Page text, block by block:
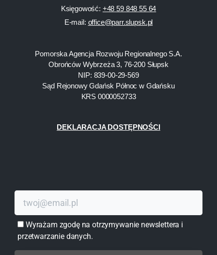
Księgowość: +48 59 848 55 64
E-mail: office@parr.slupsk.pl
Pomorska Agencja Rozwoju Regionalnego S.A.
Obrońców Wybrzeża 3, 76-200 Słupsk
NIP: 839-00-29-569
Sąd Rejonowy Gdańsk Północ w Gdańsku
KRS 0000052733
DEKLARACJA DOSTĘPNOŚCI
Wyrażam zgodę na otrzymywanie newslettera i
przetwarzanie danych.